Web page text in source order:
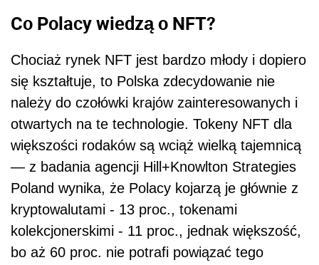
Co Polacy wiedzą o NFT?
Chociaż rynek NFT jest bardzo młody i dopiero
się kształtuje, to Polska zdecydowanie nie
należy do czołówki krajów zainteresowanych i
otwartych na te technologie. Tokeny NFT dla
większości rodaków są wciąż wielką tajemnicą
— z badania agencji Hill+Knowlton Strategies
Poland wynika, że Polacy kojarzą je głównie z
kryptowalutami - 13 proc., tokenami
kolekcjonerskimi - 11 proc., jednak większość,
bo aż 60 proc. nie potrafi powiązać tego